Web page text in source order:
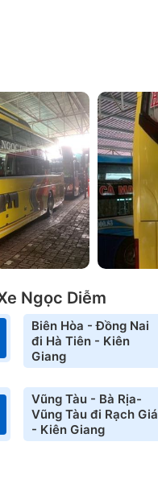
Ngọc Diễm
Biên Hòa - Đồng Nai
đi Hà Tiên - Kiên
Giang
Vũng Tàu - Bà Rịa-
Vũng Tàu đi Rạch Giá
- Kiên Giang